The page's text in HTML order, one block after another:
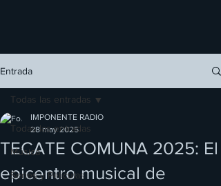
Entrada
Todas las entradas
Música
Series y Películas
Todas las entradas
TECATE COMUNA 2025: El
epicentro musical de
IMPONENTE RADIO
28 may 2025